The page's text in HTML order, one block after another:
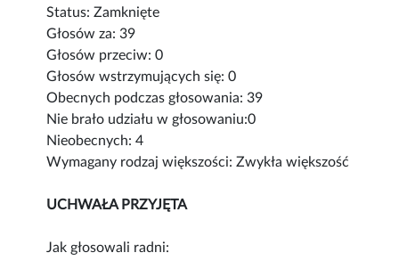
Status: Zamknięte
Głosów za: 39
Głosów przeciw: 0
Głosów wstrzymujących się: 0
Obecnych podczas głosowania: 39
Nie brało udziału w głosowaniu:0
Nieobecnych: 4
Wymagany rodzaj większości: Zwykła większość
UCHWAŁA PRZYJĘTA
Jak głosowali radni: